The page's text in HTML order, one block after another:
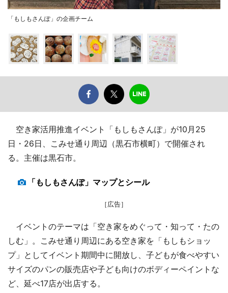
「もしもさんぽ」の企画チーム
空き家活用推進イベント「もしもさんぽ」が10月25
日・26日、こみせ通り周辺（黒石市横町）で開催され
る。主催は黒石市。
「もしもさんぽ」マップとシール
［広告］
イベントのテーマは「空き家をめぐって・知って・たの
しむ」。こみせ通り周辺にある空き家を「もしもショッ
プ」としてイベント期間中に開放し、子どもが食べやすい
サイズのパンの販売店や子ども向けのボディーペイントな
ど、延べ17店が出店する。